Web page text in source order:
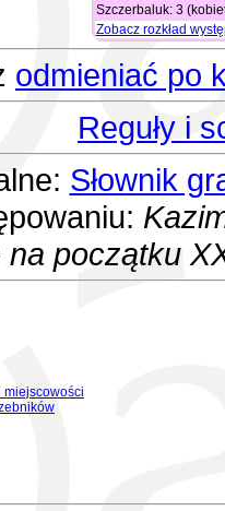
Szczerbaluk: 3
Zobacz rozkład
odmieniać po
Reguły i
Słownik
na początku
miejscowości